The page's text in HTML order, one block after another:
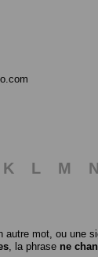
K L M N
mot, ou une
, la phrase ne